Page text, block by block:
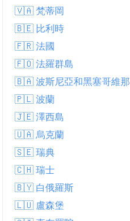
30.4°C
23.6°C
16.0°C
38%
24.5 kph
0.0 mm
8.0
06:22 AM
🇻🇦 梵蒂岡
🇧🇪 比利時
🇫🇷 法國
🇫🇴 法羅群島
🇧🇦 波斯尼亞和黑塞哥維那
🇵🇱 波蘭
🇯🇪 澤西島
🇺🇦 烏克蘭
🇸🇪 瑞典
🇨🇭 瑞士
🇧🇾 白俄羅斯
🇱🇺 盧森堡